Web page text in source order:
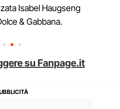
Isabel Haugseng
& Gabbana.
su Fanpage.it